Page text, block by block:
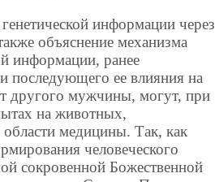
информации через
объяснение механизма
информации, ранее
последующего ее влияния на
другого мужчины, могут, при
на животных,
медицины. Так, как
человеческого
сокровенной Божественной